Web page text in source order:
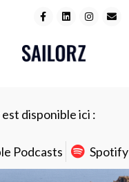
disponible ici :
Podcasts Spotify